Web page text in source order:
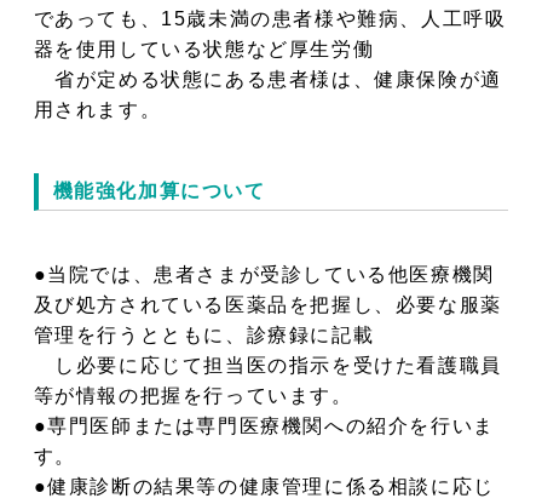
であっても、15歳未満の患者様や難病、人工呼吸
器を使用している状態など厚生労働
省が定める状態にある患者様は、健康保険が適
用されます。
機能強化加算について
●当院では、患者さまが受診している他医療機関
及び処方されている医薬品を把握し、必要な服薬
管理を行うとともに、診療録に記載
し必要に応じて担当医の指示を受けた看護職員
等が情報の把握を行っています。
●専門医師または専門医療機関への紹介を行いま
す。
●健康診断の結果等の健康管理に係る相談に応じ